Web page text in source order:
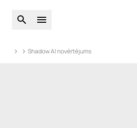
Atveriet globālo meklēšanu
Atveriet galveno izvēlni
Shadow AI novērtējums